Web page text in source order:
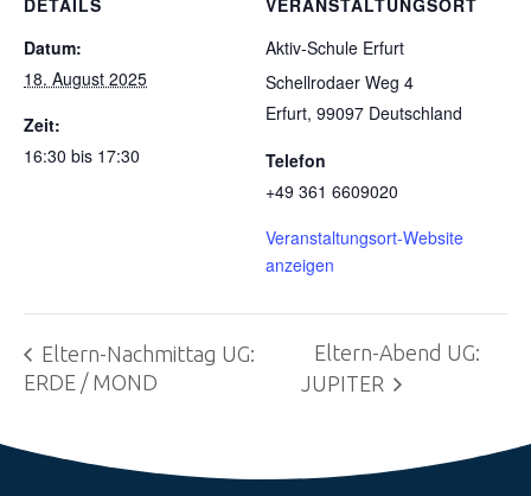
Datum:
18. August 2025
Zeit:
16:30 bis 17:30
Aktiv-Schule Erfurt
Schellrodaer Weg 4
Erfurt, 99097 Deutschland
Telefon
+49 361 6609020
Veranstaltungsort-Website
anzeigen
Eltern-Nachmittag UG:
ERDE / MOND
Eltern-Abend UG:
JUPITER